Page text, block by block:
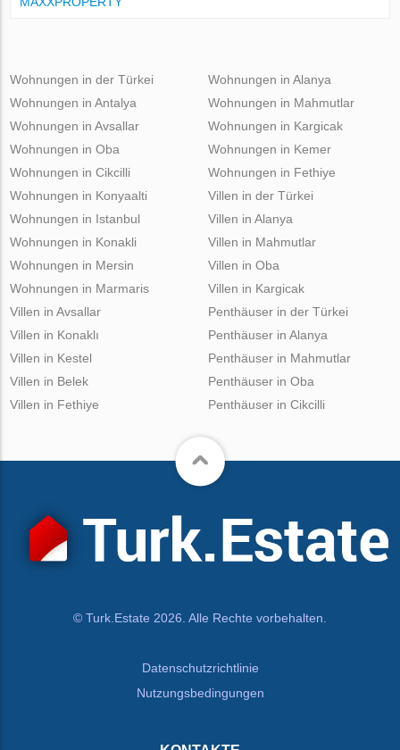
Wohnungen in der Türkei
Wohnungen in Antalya
Wohnungen in Avsallar
Wohnungen in Oba
Wohnungen in Cikcilli
Wohnungen in Alanya
Wohnungen in Mahmutlar
Wohnungen in Kargicak
Wohnungen in Kemer
Wohnungen in Fethiye
Wohnungen in Konyaalti
Wohnungen in Istanbul
Wohnungen in Konakli
Wohnungen in Mersin
Wohnungen in Marmaris
Villen in der Türkei
Villen in Alanya
Villen in Mahmutlar
Villen in Oba
Villen in Kargicak
Villen in Avsallar
Villen in Konaklı
Villen in Kestel
Villen in Belek
Villen in Fethiye
Penthäuser in der Türkei
Penthäuser in Alanya
Penthäuser in Mahmutlar
Penthäuser in Oba
Penthäuser in Cikcilli
© Turk.Estate 2026. Alle Rechte vorbehalten.
Datenschutzrichtlinie
Nutzungsbedingungen